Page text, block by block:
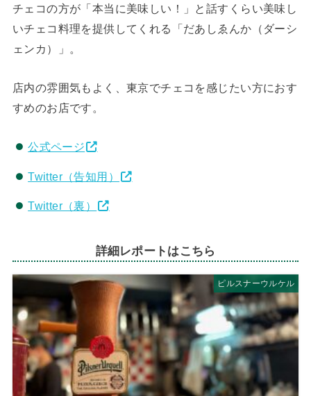
チェコの方が「本当に美味しい！」と話すくらい美味し
いチェコ料理を提供してくれる「だあしゑんか（ダーシ
ェンカ）」。
店内の雰囲気もよく、東京でチェコを感じたい方におす
すめのお店です。
公式ページ
Twitter（告知用）
Twitter（裏）
詳細レポートはこちら
ピルスナーウルケル